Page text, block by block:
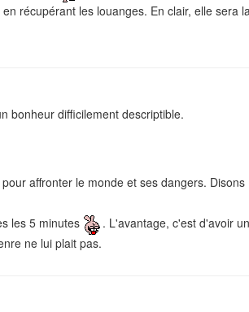
récupérant les louanges. En clair, elle sera
bonheur difficilement descriptible.
affronter le monde et ses dangers.
les 5 minutes
. L'avantage, c'est d'avoir
ne lui plait pas.